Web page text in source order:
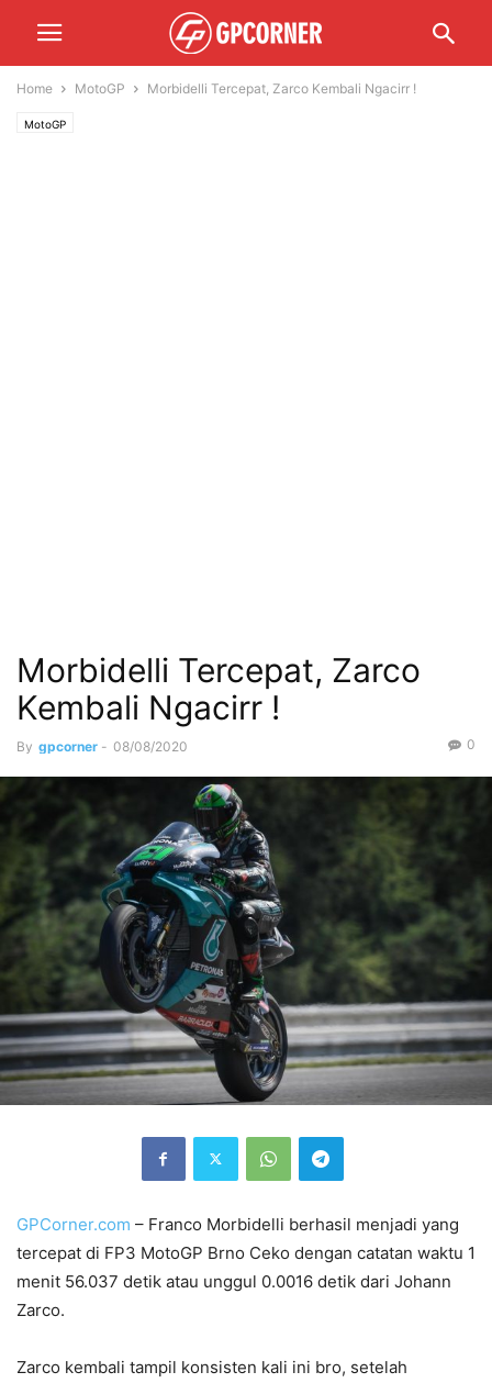
Home MotoGP Morbidelli Tercepat, Zarco Kembali Ngacirr !
MotoGP
Morbidelli Tercepat, Zarco
Kembali Ngacirr !
By gpcorner - 08/08/2020 0
GPCorner.com – Franco Morbidelli berhasil menjadi yang
tercepat di FP3 MotoGP Brno Ceko dengan catatan waktu 1
menit 56.037 detik atau unggul 0.0016 detik dari Johann
Zarco.
Zarco kembali tampil konsisten kali ini bro, setelah